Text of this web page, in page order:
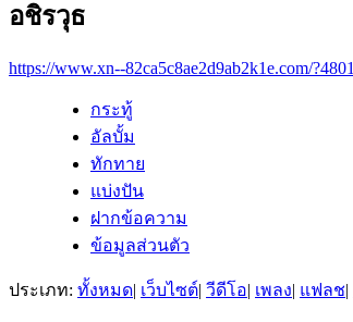
อชิรวุธ
https://www.xn--82ca5c8ae2d9ab2k1e.com/?4801
กระทู้
อัลบั้ม
ทักทาย
แบ่งปัน
ฝากข้อความ
ข้อมูลส่วนตัว
ประเภท: ทั้งหมด| เว็บไซต์| วีดีโอ| เพลง| แฟลช|